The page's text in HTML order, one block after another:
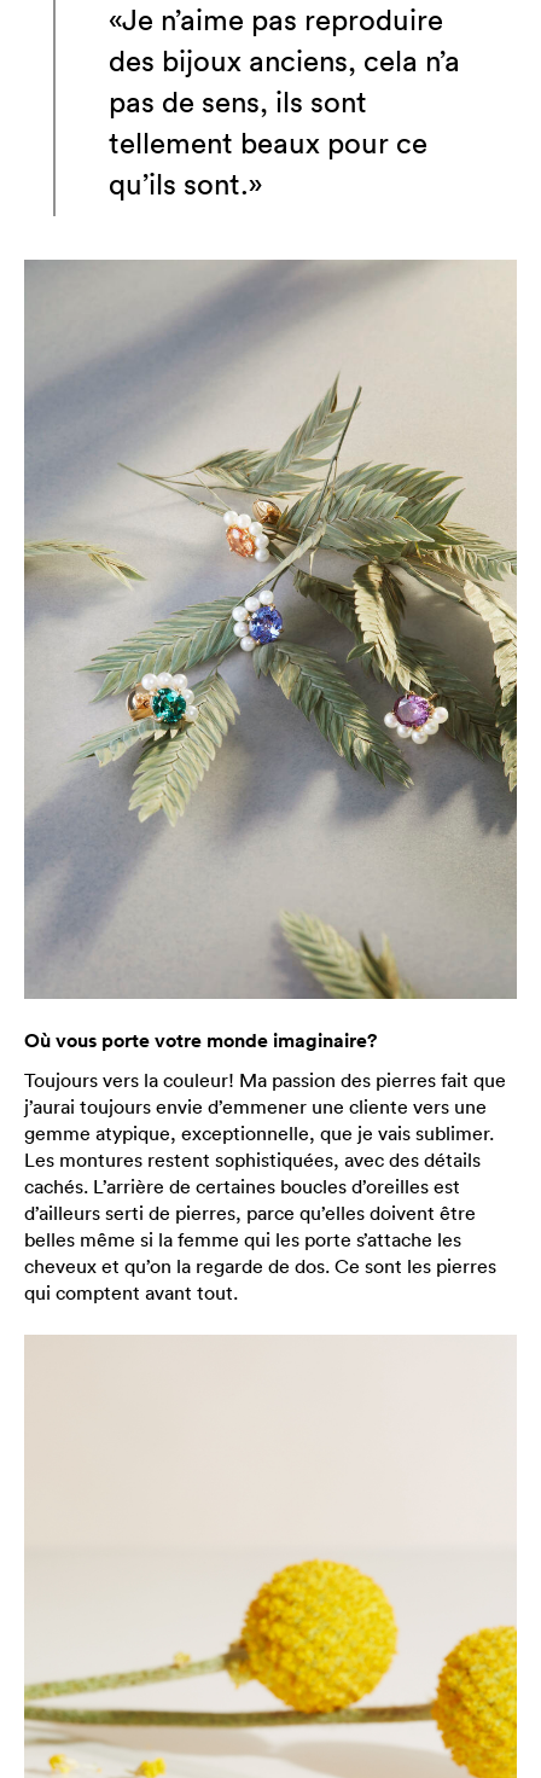
«Je n’aime pas reproduire
des bijoux anciens, cela n’a
pas de sens, ils sont
tellement beaux pour ce
qu’ils sont.»
Où vous porte votre monde imaginaire?
Toujours vers la couleur! Ma passion des pierres fait que
j’aurai toujours envie d’emmener une cliente vers une
gemme atypique, exceptionnelle, que je vais sublimer.
Les montures restent sophistiquées, avec des détails
cachés. L’arrière de certaines boucles d’oreilles est
d’ailleurs serti de pierres, parce qu’elles doivent être
belles même si la femme qui les porte s’attache les
cheveux et qu’on la regarde de dos. Ce sont les pierres
qui comptent avant tout.